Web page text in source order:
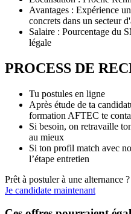
Avantages : Expérience
concrets dans un secteur
Salaire : Pourcentage du
légale
PROCESS DE
Tu postules en ligne
Après étude de ta
formation AFTEC te
Si besoin, on retravaille
au mieux
Si ton profil match avec
l’étape entretien
Prêt à postuler à une alternance ?
Je candidate maintenant